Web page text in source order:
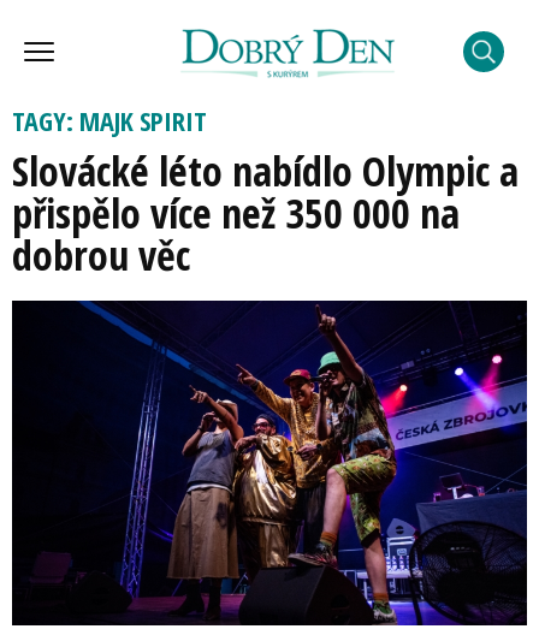
TAGY: MAJK SPIRIT
Slovácké léto nabídlo Olympic a
přispělo více než 350 000 na
dobrou věc